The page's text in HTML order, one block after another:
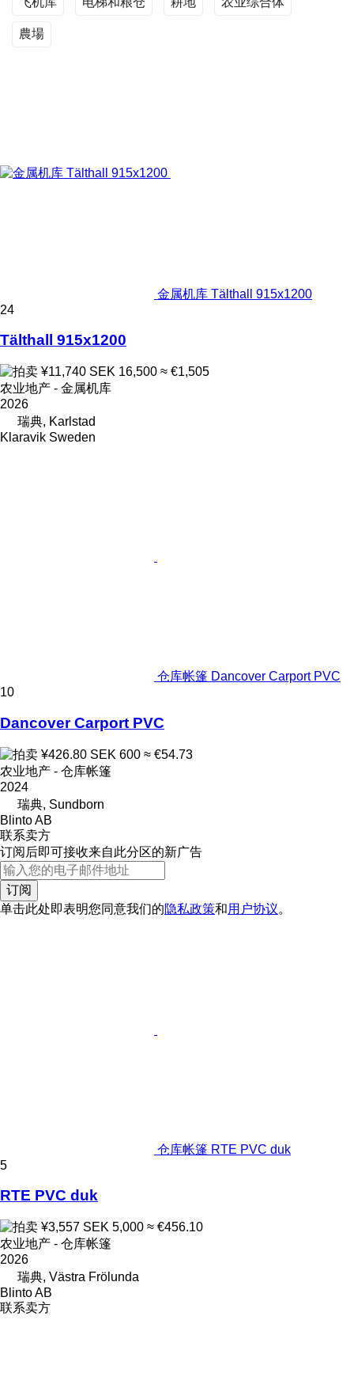
農場
金属机库 Tälthall 915x1200
24
Tälthall 915x1200
¥11,740 SEK 16,500 ≈ €1,505
农业地产 - 金属机库
2026
瑞典, Karlstad
Klaravik Sweden
仓库帐篷 Dancover Carport PVC
10
Dancover Carport PVC
¥426.80 SEK 600 ≈ €54.73
农业地产 - 仓库帐篷
2024
瑞典, Sundborn
Blinto AB
联系卖方
订阅后即可接收来自此分区的新广告
订阅
单击此处即表明您同意我们的隐私政策和用户协议。
仓库帐篷 RTE PVC duk
5
RTE PVC duk
¥3,557 SEK 5,000 ≈ €456.10
农业地产 - 仓库帐篷
2026
瑞典, Västra Frölunda
Blinto AB
联系卖方